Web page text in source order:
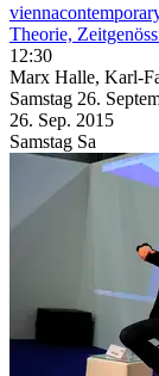
Theorie,
12:30
Marx Halle, Karl-
Samstag 26.
26. Sep. 2015
Samstag Sa